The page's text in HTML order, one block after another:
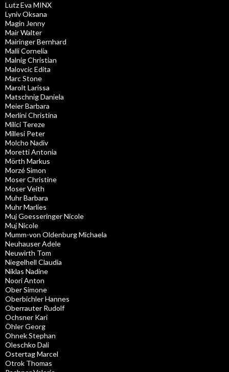
Lutz Eva MINX
Lyniv Oksana
Magin Jenny
Mair Walter
Mairinger Bernhard
Malli Cornelia
Malnig Christian
Malovcic Edita
Marc Stone
Marolt Larissa
Matschnig Daniela
Meier Barbara
Merlini Christina
Milici Tereze
Millesi Peter
Molcho Nadiv
Moretti Antonia
Mörth Markus
Morzé Simon
Moser Christine
Moser Veith
Muhr Barbara
Muhr Marlies
Muj Goesseringer Nicole
Muj Nicole
Mumm-von Oldenburg Michaela
Neuhauser Adele
Neuwirth Tom
Niegelhell Claudia
Niklas Nadine
Noori Anton
Ober Simone
Oberbichler Hannes
Oberrauter Rudolf
Ochsner Kari
Öhler Georg
Ohnek Stephan
Oleschko Dali
Ostertag Marcel
Otrok Thomas